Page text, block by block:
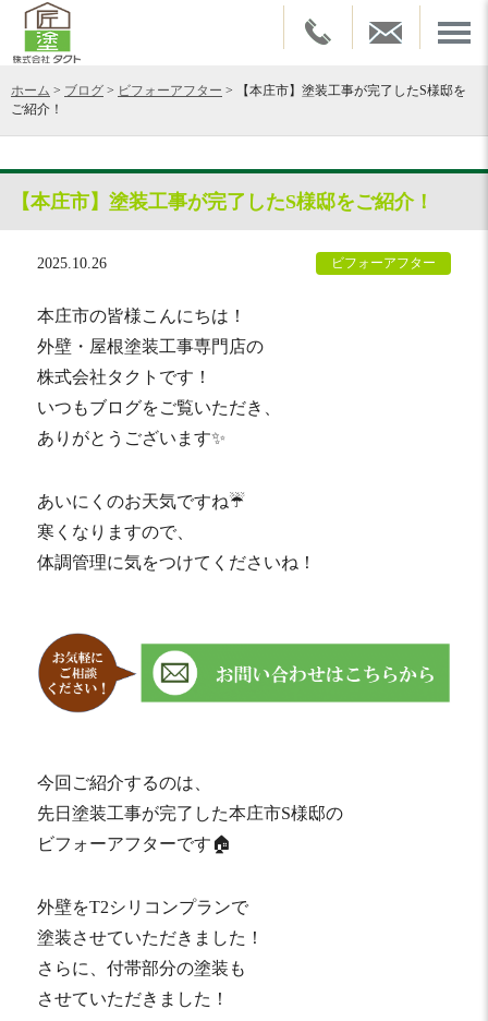
ホーム > ブログ > ビフォーアフター >
【本庄市】塗装工事が完了したS様邸を
ご紹介！
【本庄市】塗装工事が完了したS様邸をご紹介！
2025.10.26 ビフォーアフター
本庄市の皆様こんにちは！
外壁・屋根塗装工事専門店の
株式会社タクトです！
いつもブログをご覧いただき、
ありがとうございます✨
あいにくのお天気ですね☔️
寒くなりますので、
体調管理に気をつけてくださいね！
今回ご紹介するのは、
先日塗装工事が完了した本庄市S様邸の
ビフォーアフターです🏠
外壁をT2シリコンプランで
塗装させていただきました！
さらに、付帯部分の塗装も
させていただきました！